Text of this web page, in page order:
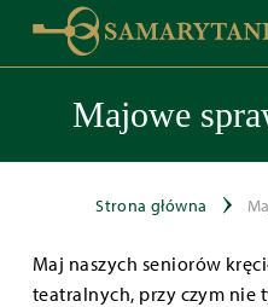
Majowe
Strona główna
Maj naszych seniorów
teatralnych, przy czym